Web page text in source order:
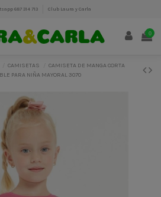
687 314 713 Club Laura y Carla
0
CAMISETAS
CAMISETA DE MANGA CORTA
PARA NIÑA MAYORAL 3070